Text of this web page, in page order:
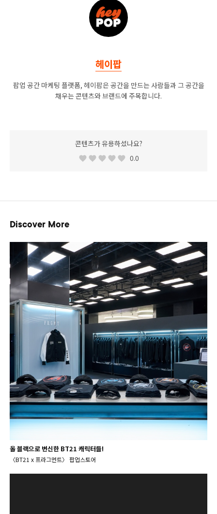
헤이팝
팝업 공간 마케팅 플랫폼, 헤이팝은 공간을 만드는 사람들과 그 공간을
채우는 콘텐츠와 브랜드에 주목합니다.
콘텐츠가 유용하셨나요?
0.0
Discover More
올 블랙으로 변신한 BT21 캐릭터들!
〈BT21 x 프라그먼트〉 팝업스토어